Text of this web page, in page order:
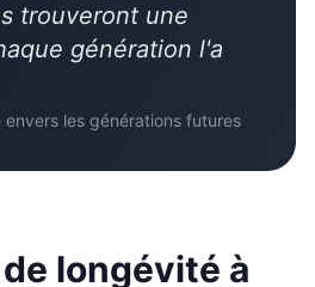
trouveront une
génération l'a
envers les générations futures
longévité à